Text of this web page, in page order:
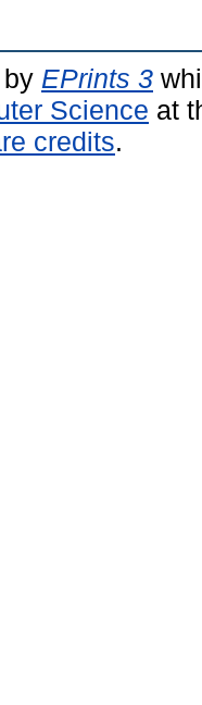
EPrints 3
Science at
credits.